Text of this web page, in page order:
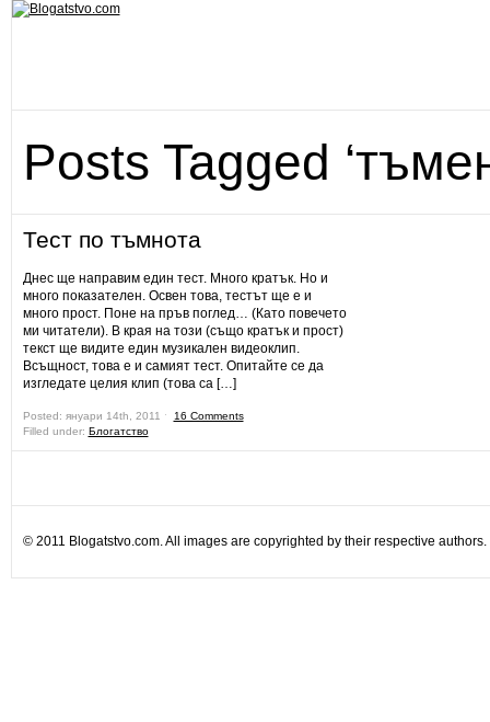
Posts Tagged
Тест по тъмнота
Днес ще направим един тест. Много кратък. Но и
много показателен. Освен това, тестът ще е и
много прост. Поне на пръв поглед… (Като повечето
ми читатели). В края на този (също кратък и прост)
текст ще видите един музикален видеоклип.
Всъщност, това е и самият тест. Опитайте се да
изгледате целия клип (това са […]
Posted: януари 14th, 2011 ˑ
16 Comments
Filled under: Блогатство
© 2011 Blogatstvo.com. All images are copyrighted by their respective authors.